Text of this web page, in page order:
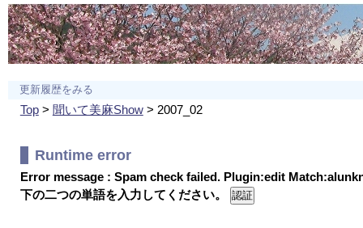
更新履歴をみる
Top> 聞いて美麻Show> 2007_02
Runtime error
Error message : Spam check failed. Plugin:edit
下の二つの単語を入力してください。